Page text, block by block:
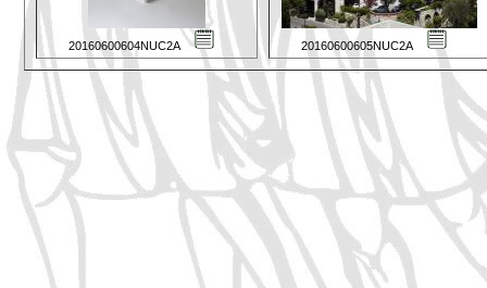
20160600604NUC2A 20160600605NUC2A